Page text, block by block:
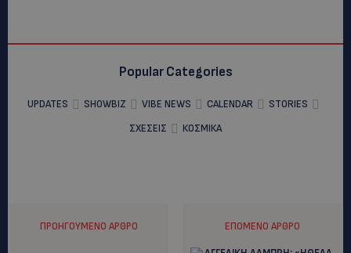
Popular Categories
UPDATES SHOWBIZ VIBE NEWS CALENDAR
STORIES
ΣΧΕΣΕΙΣ
ΚΟΣΜΙΚΑ
ΠΡΟΗΓΟΎΜΕΝΟ ΆΡΘΡΟ ΕΠΌΜΕΝΟ ΆΡΘΡΟ